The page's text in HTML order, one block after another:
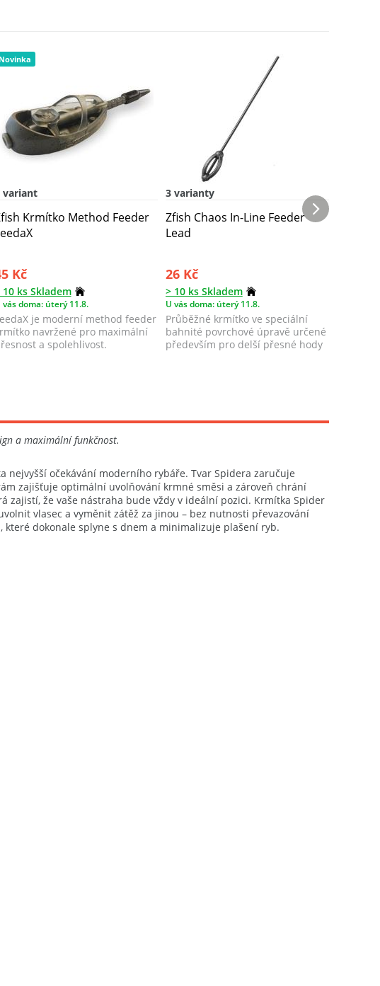
Novinka
variant
Krmítko Method Feeder
Kč
10 ks Skladem
vás doma: úterý 11.8.
je moderní method feeder
navržené pro maximální
a spolehlivost.
3 varianty
Zfish Chaos In-Line Feeder
Lead
26 Kč
> 10 ks Skladem
U vás doma: úterý 11.8.
Průběžné krmítko ve speciální
bahnité povrchové úpravě určené
především pro delší přesné hody
a maximální funkčnost.
nejvyšší očekávání moderního rybáře. Tvar Spidera zaručuje
zajišťuje optimální uvolňování krmné směsi a zároveň chrání
zajistí, že vaše nástraha bude vždy v ideální pozici. Krmítka Spider
vlasec a vyměnit zátěž za jinou – bez nutnosti převazování
dokonale splyne s dnem a minimalizuje plašení ryb.